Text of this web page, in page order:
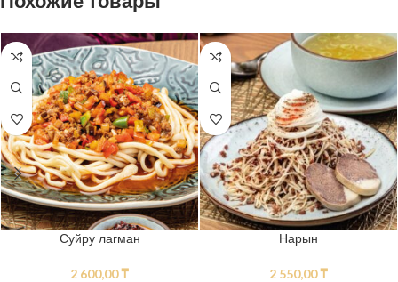
Суйру лагман
2 600,00₸
Нарын
2 550,00₸